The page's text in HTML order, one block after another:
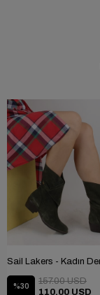
%30
110.00 USD
157.00 USD